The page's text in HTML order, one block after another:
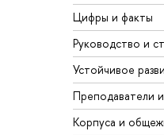
Цифры и факты
Руководство и
Устойчивое
Преподаватели
Корпуса и